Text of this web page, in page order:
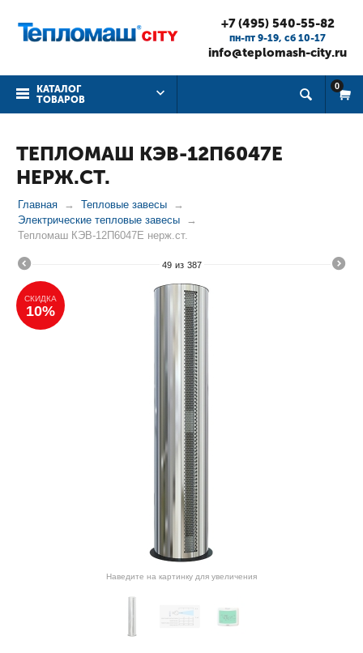
+7 (495) 540-55-82
пн-пт 9-19, cб 10-17
info@teplomash-city.ru
КАТАЛОГ
ТОВАРОВ
0
ТЕПЛОМАШ КЭВ-12П6047Е
НЕРЖ.СТ.
Главная
Тепловые завесы
Электрические тепловые завесы
Тепломаш КЭВ-12П6047Е нерж.ст.
49 из 387
СКИДКА
10%
Наведите на картинку для увеличения